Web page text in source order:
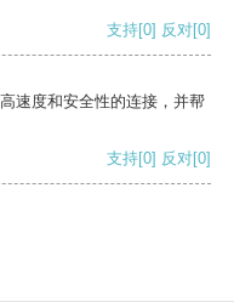
支持[0] 反对[0]
速度和安全性的连接，并帮
支持[0] 反对[0]